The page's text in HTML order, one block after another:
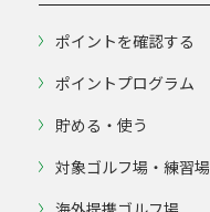
ポイントを確認する
ポイントプログラム
貯める・使う
対象ゴルフ場・練習場